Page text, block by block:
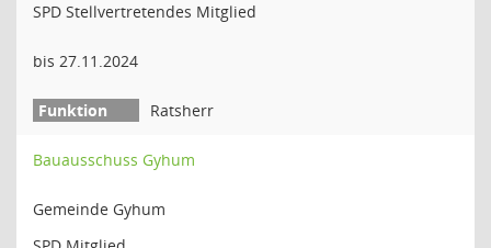
SPD Stellvertretendes Mitglied
bis 27.11.2024
Ratsherr
Bauausschuss Gyhum
Gemeinde Gyhum